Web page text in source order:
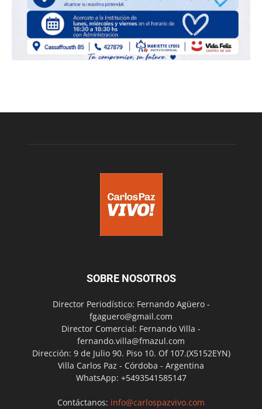
SOBRE NOSOTROS
Director Periodístico: Fernando Agüero -
fgaguero@gmail.com
Director Comercial: Fernando Villa -
fernando.villa@fmazul.com
Dirección: 9 de Julio 90. Piso 10. Of 107.(X5152EYN)
Villa Carlos Paz - Córdoba - Argentina
WhatsApp: +5493541585147
Contáctanos: info@carlospazvivo.com